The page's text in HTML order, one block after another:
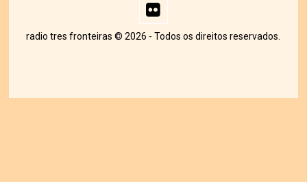
radio tres fronteiras © 2026 - Todos os direitos reservados.